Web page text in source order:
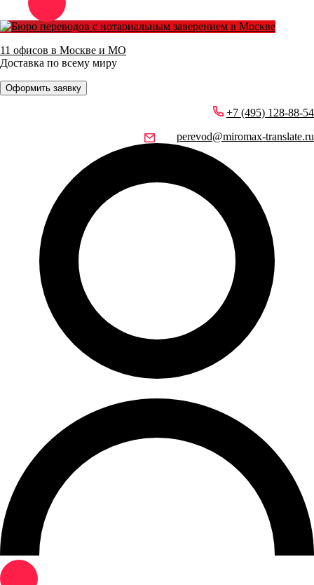
11 офисов в Москве и МО
Доставка по всему миру
Оформить заявку
+7 (495) 128-88-54
perevod@miromax-translate.ru